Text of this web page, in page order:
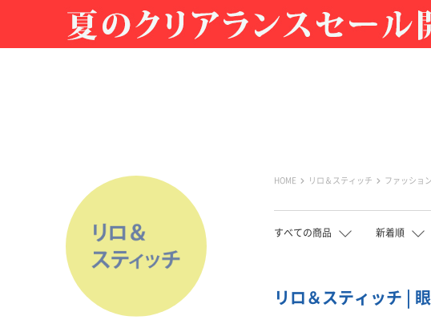
HOME リロ＆スティッチ ファッショ
すべての商品 新着順
リロ＆スティッチ |